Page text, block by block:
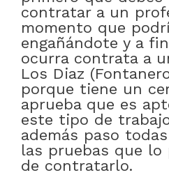
contratar a un
momento que
engañándote y a
ocurra contrata a
Los Diaz
porque tiene un
aprueba que es
este tipo de
además paso
las pruebas que lo
de contratarlo.